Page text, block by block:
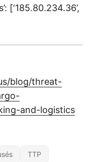
[‘185.80.234.36’,
blog/threat-
and-logistics
TTP